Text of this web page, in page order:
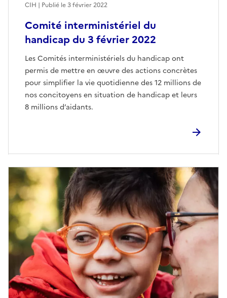
Comité interministériel du
handicap du 3 février 2022
Les Comités interministériels du handicap ont
permis de mettre en œuvre des actions concrètes
pour simplifier la vie quotidienne des 12 millions de
nos concitoyens en situation de handicap et leurs
8 millions d’aidants.
CIH | Publié le3 février 2022